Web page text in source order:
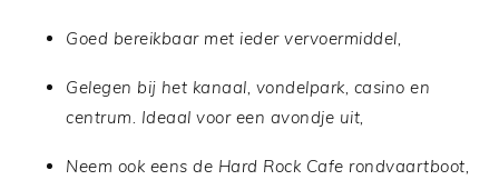
Goed bereikbaar met ieder vervoermiddel,
Gelegen bij het kanaal, vondelpark, casino en
centrum. Ideaal voor een avondje uit,
Neem ook eens de Hard Rock Cafe rondvaartboot,